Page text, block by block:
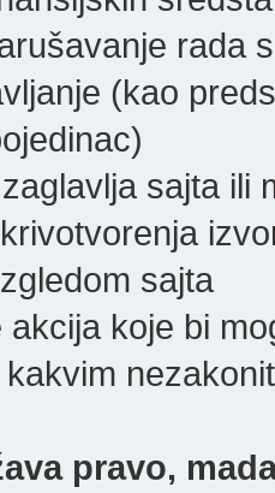
rada
(kao
sajta ili
sajta
akcija koje bi
kakvim
pravo,